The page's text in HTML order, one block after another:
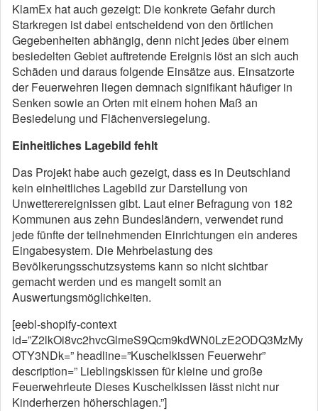
KlamEx hat auch gezeigt: Die konkrete Gefahr durch
Starkregen ist dabei entscheidend von den örtlichen
Gegebenheiten abhängig, denn nicht jedes über einem
besiedelten Gebiet auftretende Ereignis löst an sich auch
Schäden und daraus folgende Einsätze aus. Einsatzorte
der Feuerwehren liegen demnach signifikant häufiger in
Senken sowie an Orten mit einem hohen Maß an
Besiedelung und Flächenversiegelung.
Einheitliches Lagebild fehlt
Das Projekt habe auch gezeigt, dass es in Deutschland
kein einheitliches Lagebild zur Darstellung von
Unwetterereignissen gibt. Laut einer Befragung von 182
Kommunen aus zehn Bundesländern, verwendet rund
jede fünfte der teilnehmenden Einrichtungen ein anderes
Eingabesystem. Die Mehrbelastung des
Bevölkerungsschutzsystems kann so nicht sichtbar
gemacht werden und es mangelt somit an
Auswertungsmöglichkeiten.
[eebl-shopify-context
id=”Z2lkOi8vc2hvcGlmeS9Qcm9kdWN0LzE2ODQ3MzMy
OTY3NDk=” headline=”Kuschelkissen Feuerwehr”
description=” Lieblingskissen für kleine und große
Feuerwehrleute Dieses Kuschelkissen lässt nicht nur
Kinderherzen höherschlagen.”]